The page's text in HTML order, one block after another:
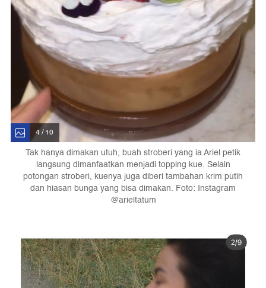
4 / 10
Tak hanya dimakan utuh, buah stroberi yang ia Ariel petik
langsung dimanfaatkan menjadi topping kue. Selain
potongan stroberi, kuenya juga diberi tambahan krim putih
dan hiasan bunga yang bisa dimakan. Foto: Instagram
@arieltatum